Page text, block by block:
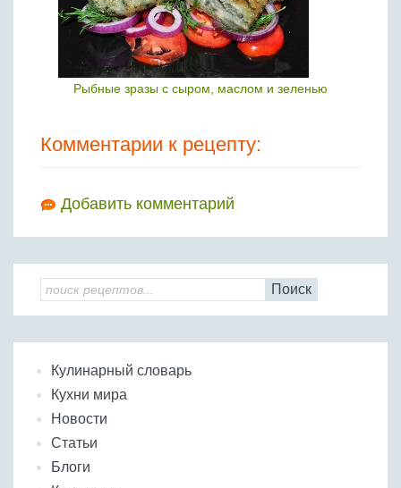
Рыбные зразы с сыром, маслом и зеленью
Комментарии к рецепту:
Добавить комментарий
Поиск
Кулинарный словарь
Кухни мира
Новости
Статьи
Блоги